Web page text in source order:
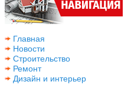
Главная
Новости
Строительство
Ремонт
Дизайн и интерьер